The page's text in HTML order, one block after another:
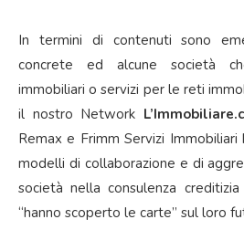
In termini di contenuti sono
concrete ed alcune società
immobiliari o servizi per le reti
il nostro Network
Remax e Frimm Servizi
modelli di collaborazione e di
società nella consulenza
“hanno scoperto le carte” sul loro